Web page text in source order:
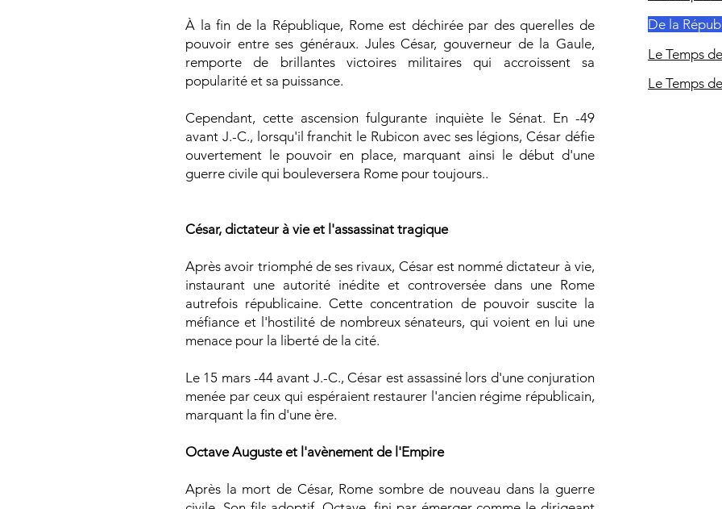
À la fin de la République, Rome est déchirée par des querelles de
pouvoir entre ses généraux. Jules César, gouverneur de la Gaule,
remporte de brillantes victoires militaires qui accroissent sa
popularité et sa puissance.
Cependant, cette ascension fulgurante inquiète le Sénat. En -49
avant J.-C., lorsqu'il franchit le Rubicon avec ses légions, César défie
ouvertement le pouvoir en place, marquant ainsi le début d'une
guerre civile qui bouleversera Rome pour toujours..
César, dictateur à vie et l'assassinat tragique
Après avoir triomphé de ses rivaux, César est nommé dictateur à vie,
instaurant une autorité inédite et controversée dans une Rome
autrefois républicaine. Cette concentration de pouvoir suscite la
méfiance et l'hostilité de nombreux sénateurs, qui voient en lui une
menace pour la liberté de la cité.
Le 15 mars -44 avant J.-C., César est assassiné lors d'une conjuration
menée par ceux qui espéraient restaurer l'ancien régime républicain,
marquant la fin d'une ère.
Octave Auguste et l'avènement de l'Empire
Après la mort de César, Rome sombre de nouveau dans la guerre
De la
Le Temps
Le Temps